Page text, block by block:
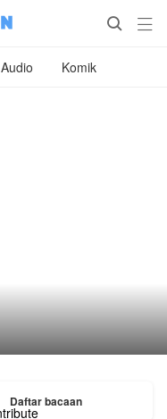
 
Audio Komik
Daftar bacaan